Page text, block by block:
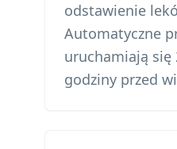
odstawienie
Automatyczne
uruchamiają się
godziny przed